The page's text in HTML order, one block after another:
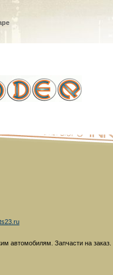
автомобилям. Запчасти на заказ.